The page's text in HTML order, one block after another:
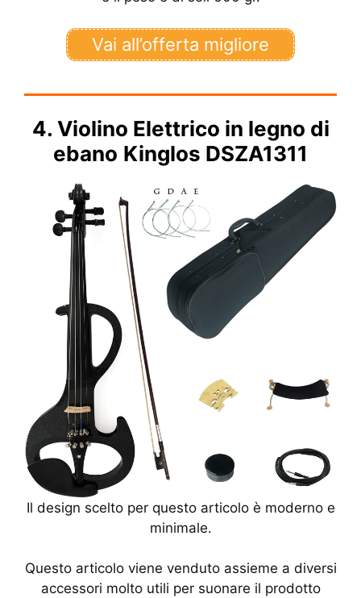
Vai all’offerta migliore
4. Violino Elettrico in legno di
ebano Kinglos DSZA1311
Il design scelto per questo articolo è moderno e
minimale.
Questo articolo viene venduto assieme a diversi
accessori molto utili per suonare il prodotto